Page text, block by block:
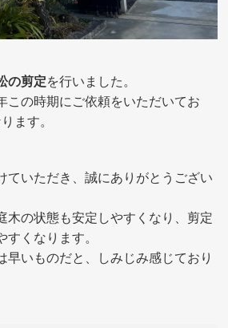
の剪定を行いました。
この時期にご依頼をいただいてお
ます。
ていただき、誠にありがとうござい
木の状態も安定しやすくなり、剪定
すくなります。
早いものだと、しみじみ感じており